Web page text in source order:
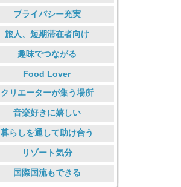
プライバシー充実
旅人、短期滞在者向け
趣味でつながる
Food Lover
クリエーターが集う場所
音楽好きに嬉しい
暮らしを通して助け合う
リゾート気分
国際国流もできる